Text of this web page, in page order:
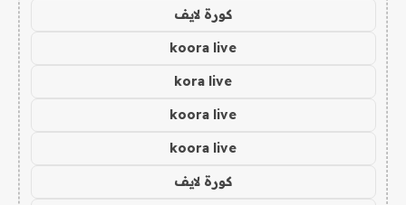
كورة لايف
koora live
kora live
koora live
koora live
كورة لايف